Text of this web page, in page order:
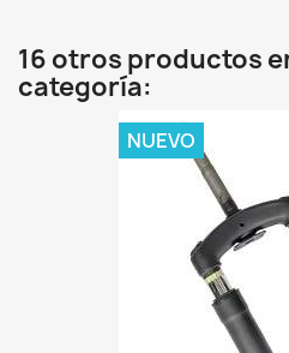
16 otros productos
categoría:
NUEVO